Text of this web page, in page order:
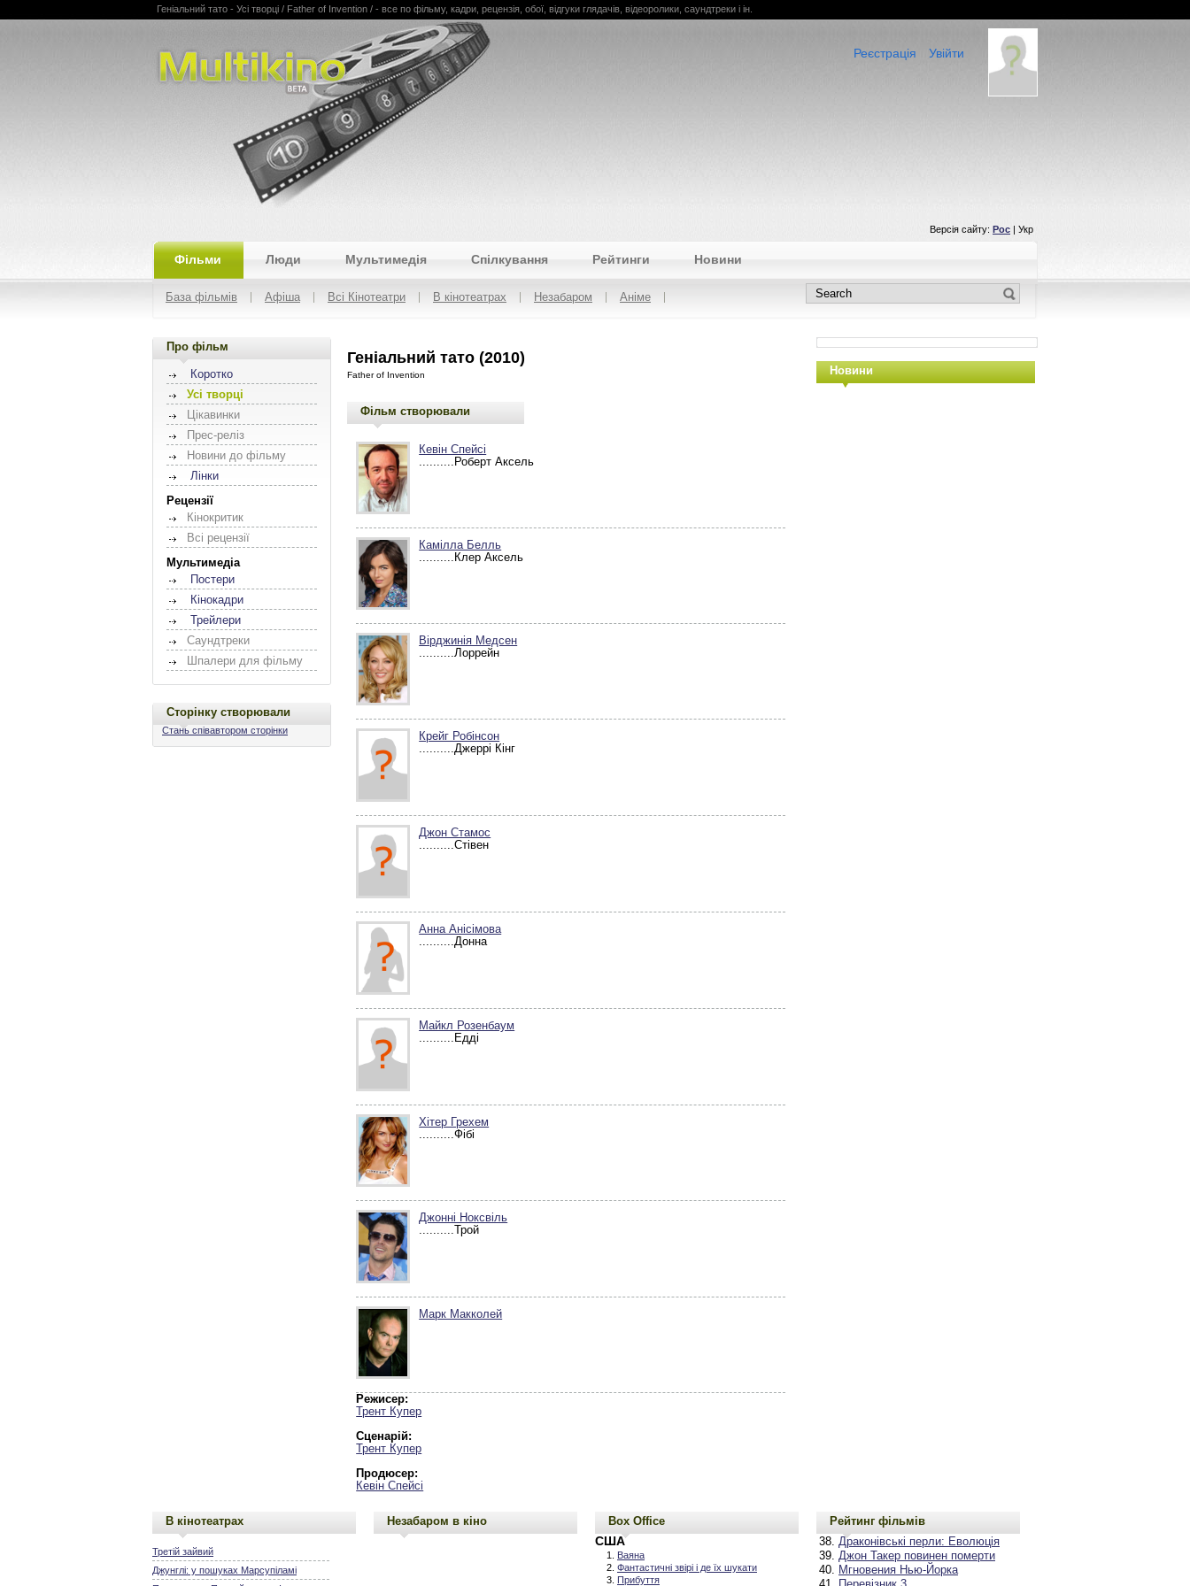
Multikino
Геніальний тато - Усі творці / Father of Invention / - все по фільму, кадри, рецензія, обої, відгуки глядачів, відеоролики, саундтреки і ін.
Увійти
Реєстрація
Версія сайту: Рос | Укр
Фільми Люди Мультимедія Спілкування Рейтинги Новини
База фільмів Афіша Всі Кінотеатри В кінотеатрах Незабаром Аніме
Про фільм
Коротко
Усі творці
Цікавинки
Прес-реліз
Новини до фільму
Лінки
Рецензії
Кінокритик
Всі рецензії
Мультимедіа
Постери
Кінокадри
Трейлери
Саундтреки
Шпалери для фільму
Сторінку створювали
Стань співавтором сторінки
Геніальний тато (2010)
Father of Invention
Фільм створювали
Кевін Спейсі
..........Роберт Аксель
Камілла Белль
..........Клер Аксель
Вірджинія Медсен
..........Лоррейн
Крейг Робінсон
..........Джеррі Кінг
Джон Стамос
..........Стівен
Анна Анісімова
..........Донна
Майкл Розенбаум
..........Едді
Хітер Грехем
..........Фібі
Джонні Ноксвіль
..........Трой
Марк Макколей
Режисер:
Трент Купер
Сценарій:
Трент Купер
Продюсер:
Кевін Спейсі
Новини
В кінотеатрах
Третій зайвий
Джунглі: у пошуках Марсупіламі
Незабаром в кіно Box Office
США
Ваяна
Фантастичні звірі і де їх шукати
Прибуття
Рейтинг фільмів
Драконівські перли: Еволюція
Джон Такер повинен померти
Мгновения Нью-Йорка